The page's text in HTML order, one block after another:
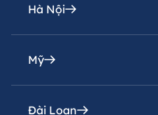
Hà Nội
Văn phòng đại diện
Tầng 8 – Tháp 2 – Tòa
Giai, Phường Ba Đình,
Mỹ
Coteccons Construction
Đài Loan